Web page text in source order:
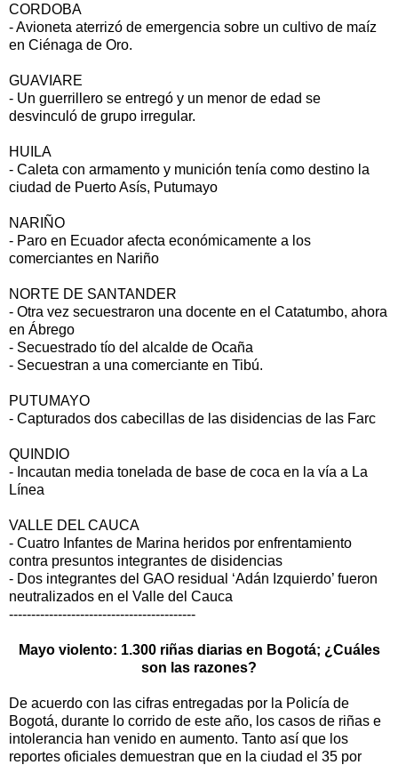
CORDOBA
- Avioneta aterrizó de emergencia sobre un cultivo de maíz
en Ciénaga de Oro.
GUAVIARE
- Un guerrillero se entregó y un menor de edad se
desvinculó de grupo irregular.
HUILA
- Caleta con armamento y munición tenía como destino la
ciudad de Puerto Asís, Putumayo
NARIÑO
- Paro en Ecuador afecta económicamente a los
comerciantes en Nariño
NORTE DE SANTANDER
- Otra vez secuestraron una docente en el Catatumbo, ahora
en Ábrego
- Secuestrado tío del alcalde de Ocaña
- Secuestran a una comerciante en Tibú.
PUTUMAYO
- Capturados dos cabecillas de las disidencias de las Farc
QUINDIO
- Incautan media tonelada de base de coca en la vía a La
Línea
VALLE DEL CAUCA
- Cuatro Infantes de Marina heridos por enfrentamiento
contra presuntos integrantes de disidencias
- Dos integrantes del GAO residual ‘Adán Izquierdo’ fueron
neutralizados en el Valle del Cauca
------------------------------------------
Mayo violento: 1.300 riñas diarias en Bogotá; ¿Cuáles
son las razones?
De acuerdo con las cifras entregadas por la Policía de
Bogotá, durante lo corrido de este año, los casos de riñas e
intolerancia han venido en aumento. Tanto así que los
reportes oficiales demuestran que en la ciudad el 35 por